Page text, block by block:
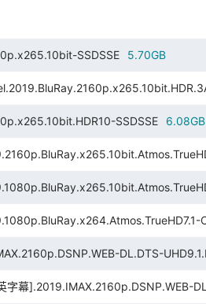
SSDSSE 5.70GB
SSDSSE 6.08GB
DL.DTS-
幕].2019.IMAX.2160p.DSNP.WEB-